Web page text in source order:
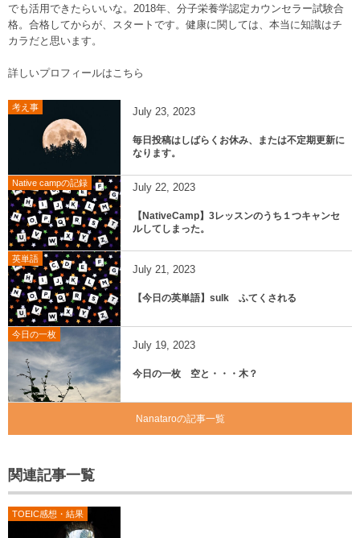
でも活用できたらいいな。2018年、分子栄養学認定カウンセラー試験合
格。合格してからが、スタートです。健康に関しては、本当に知識はチ
カラだと思います。
詳しいプロフィールはこちら
考え事 July 23, 2023
毎日投稿はしばらくお休み、または不定期更新に
なります。
Native campの記録 July 22, 2023
【NativeCamp】3レッスンのうち１つキャンセ
ルしてしまった。
英単語
July 21, 2023
【今日の英単語】sulk ふてくされる
今日の一枚
July 19, 2023
今日の一枚 空と・・・木？
Nanataroの記事一覧
関連記事一覧
TOEIC感想・結果